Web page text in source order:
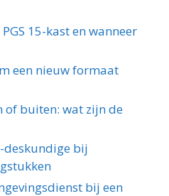
15-kast en wanneer
een nieuw formaat
of buiten: wat zijn de
deskundige bij
bij een